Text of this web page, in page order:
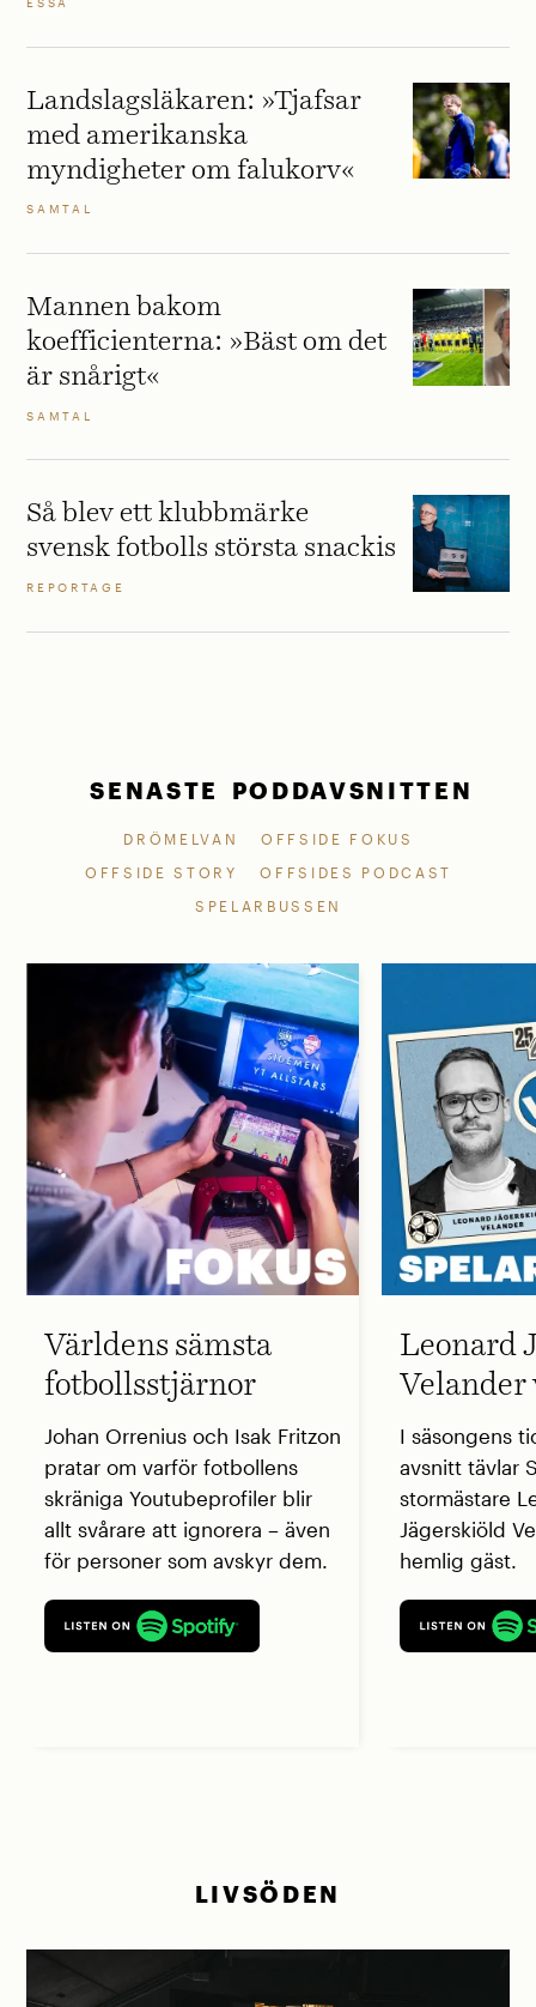
ESSÄ
Landslagsläkaren: »Tjafsar
med amerikanska
myndigheter om falukorv«
SAMTAL
Mannen bakom
koefficienterna: »Bäst om det
är snårigt«
SAMTAL
Så blev ett klubbmärke
svensk fotbolls största snackis
REPORTAGE
SENASTE PODDAVSNITTEN
DRÖMELVAN
OFFSIDE FOKUS
OFFSIDE STORY
OFFSIDES PODCAST
SPELARBUSSEN
Världens sämsta
fotbollsstjärnor
Johan Orrenius och Isak Fritzon
pratar om varför fotbollens
skräniga Youtubeprofiler blir
allt svårare att ignorera – även
för personer som avskyr dem.
Leonard
Velander
I säsongens
avsnitt tävlar
stormästare
Jägerskiöld
hemlig gäst.
LIVSÖDEN